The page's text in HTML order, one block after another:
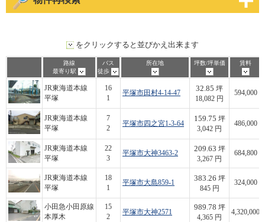
をクリックすると並びかえ出来ます
路線
最寄り駅
バス
徒歩
所在地 坪数/坪単価 賃料
JR東海道本線
平塚
16
1
平塚市田村4-14-47
32.85 坪
18,082 円
594,000
JR東海道本線
平塚
7
2
平塚市四之宮1-3-64
159.75 坪
3,042 円
486,000
JR東海道本線
平塚
22
3
平塚市大神3463-2
209.63 坪
3,267 円
684,800
JR東海道本線
平塚
18
1
平塚市大島859-1
383.26 坪
845 円
324,000
小田急小田原線
本厚木
15
2
平塚市大神2571
989.78 坪
4,365 円
4,320,000